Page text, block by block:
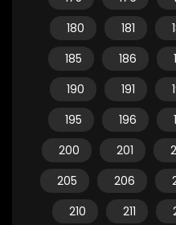
180
181
185
186
190
191
195
196
200
201
205
206
210
211